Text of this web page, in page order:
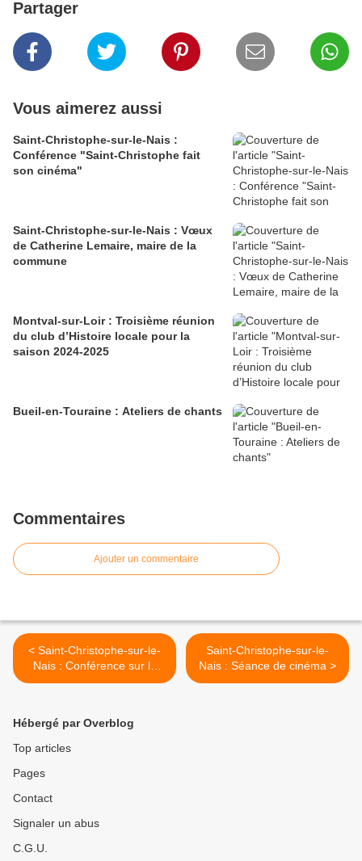
Partager
Vous aimerez aussi
Saint-Christophe-sur-le-Nais :
Conférence "Saint-Christophe fait
son cinéma"
Saint-Christophe-sur-le-Nais : Vœux
de Catherine Lemaire, maire de la
commune
Montval-sur-Loir : Troisième réunion
du club d’Histoire locale pour la
saison 2024-2025
Bueil-en-Touraine : Ateliers de chants
Commentaires
Ajouter un commentaire
< Saint-Christophe-sur-le-
Nais : Conférence sur le
peintre Mathurin
Saint-Christophe-sur-le-
Nais : Séance de cinéma >
Hébergé par Overblog
Top articles
Pages
Contact
Signaler un abus
C.G.U.